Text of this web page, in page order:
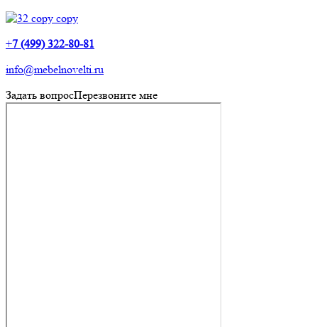
+7 (499) 322-80-81
info@mebelnovelti.ru
Задать вопросПерезвоните мне